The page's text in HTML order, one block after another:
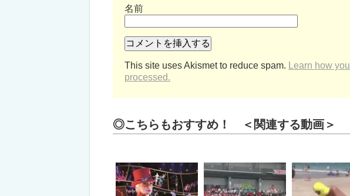
名前
This site uses Akismet to reduce spam.
Learn how
processed.
◎こちらもおすすめ！ ＜関連する動画＞